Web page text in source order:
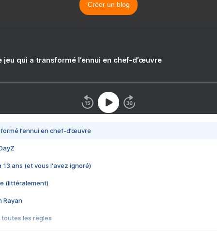
Créer un blog
jeu qui a transformé l’ennui en chef-d’œuvre
l’ennui en chef-d’œuvre
13 ans (et vous l'avez ignoré)
(littéralement)
Rayan
toutes les règles